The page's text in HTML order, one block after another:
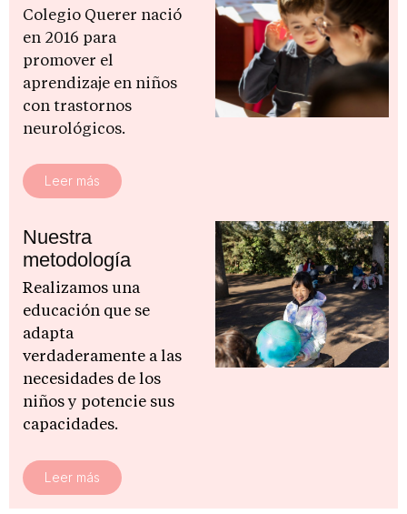
Colegio Querer nació
en 2016 para
promover el
aprendizaje en niños
con trastornos
neurológicos.
Leer más
Nuestra
metodología
Realizamos una
educación que se
adapta
verdaderamente a las
necesidades de los
niños y potencie sus
capacidades.
Leer más